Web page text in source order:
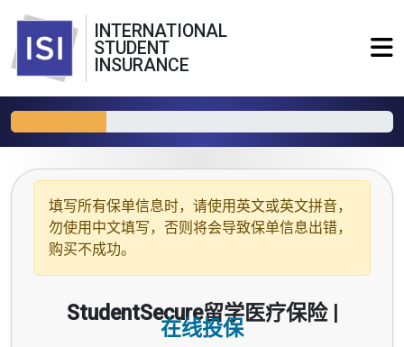
INTERNATIONAL
STUDENT
INSURANCE
填写所有保单信息时，请使用 英文或英文拼音，
勿使用中文填写，否则将会导致保单信息出错，
购买不成功。
StudentSecure留学医疗保险 |
在线投保